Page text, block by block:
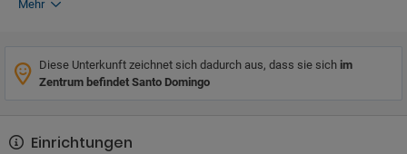
Mehr
Diese Unterkunft zeichnet sich dadurch aus, dass sie sich im
Zentrum befindet Santo Domingo
Einrichtungen